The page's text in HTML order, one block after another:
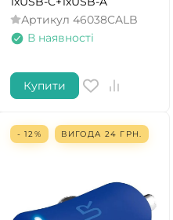
Артикул 46038CALB
В наявності
Купити
- 12% ВИГОДА 24 ГРН.